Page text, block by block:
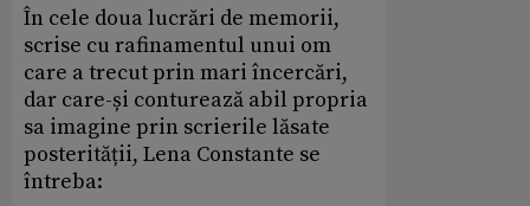
În cele doua lucrări de memorii,
scrise cu rafinamentul unui om
care a trecut prin mari încercări,
dar care-și conturează abil propria
sa imagine prin scrierile lăsate
posterității, Lena Constante se
întreba: